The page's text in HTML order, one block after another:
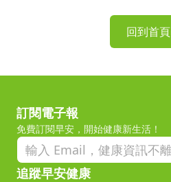
回到首頁
訂閱電子報
免費訂閱早安，開始健康新生活！
追蹤早安健康